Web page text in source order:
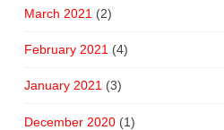
March 2021 (2)
February 2021(4)
January 2021(3)
December 2020(1)